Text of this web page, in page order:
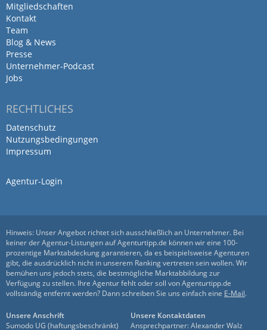
Mitgliedschaften
Kontakt
Team
Blog & News
Presse
Unternehmer-Podcast
Jobs
RECHTLICHES
Datenschutz
Nutzungsbedingungen
Impressum
Agentur-Login
Hinweis: Unser Angebot richtet sich ausschließlich an Unternehmer. Bei
keiner der Agentur-Listungen auf Agenturtipp.de können wir eine 100-
prozentige Marktabdeckung garantieren, da es beispielsweise Agenturen
gibt, die ausdrücklich nicht in unserem Ranking vertreten sein wollen. Wir
bemühen uns jedoch stets, die bestmögliche Marktabbildung zur
Verfügung zu stellen. Ihre Agentur fehlt oder soll von Agenturtipp.de
vollständig entfernt werden? Dann schreiben Sie uns einfach eine E-Mail.
Unsere Anschrift
Sumodo UG (haftungsbeschränkt)
Unsere Kontaktdaten
Ansprechpartner: Alexander Walz